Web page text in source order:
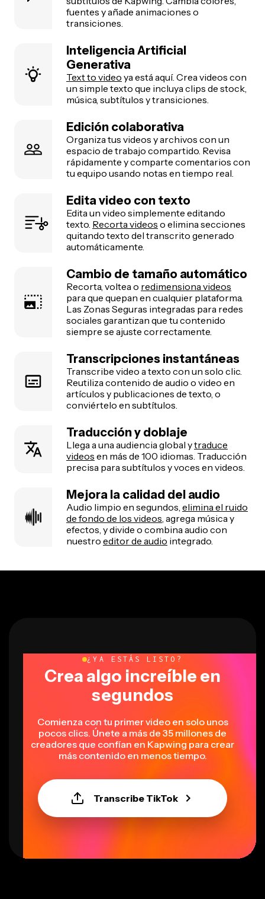
fuentes y añade animaciones o
transiciones.
Inteligencia Artificial
Generativa
Text to video ya está aquí. Crea videos con
un simple texto que incluya clips de stock,
música, subtítulos y transiciones.
Edición colaborativa
Organiza tus videos y archivos con un
espacio de trabajo compartido. Revisa
rápidamente y comparte comentarios con
tu equipo usando notas en tiempo real.
Edita video con texto
Edita un video simplemente editando
texto. Recorta videos o elimina secciones
quitando texto del transcrito generado
automáticamente.
Cambio de tamaño automático
Recorta, voltea o redimensiona videos
para que quepan en cualquier plataforma.
Las Zonas Seguras integradas para redes
sociales garantizan que tu contenido
siempre se ajuste correctamente.
Transcripciones instantáneas
Transcribe video a texto con un solo clic.
Reutiliza contenido de audio o video en
artículos y publicaciones de texto, o
conviértelo en subtítulos.
Traducción y doblaje
Llega a una audiencia global ytraduce
videos en más de 100 idiomas. Traducción
precisa para subtítulos y voces en videos.
Mejora la calidad del audio
Audio limpio en segundos, elimina el ruido
de fondo de los videos , agrega música y
efectos, y divide o combina audio con
nuestro editor de audio integrado.
¿YA ESTÁS LISTO?
Crea algo increíble en
segundos
Comienza con tu primer video en solo unos
pocos clics. Únete a más de 35 millones de
creadores que confían en Kapwing para crear
más contenido en menos tiempo.
Transcribe TikTok